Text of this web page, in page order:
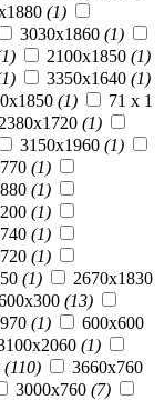
(1)
3030x1860 (1)
2100x1850 (1)
3350x1640 (1)
(1)
71 x 1
2380x1720 (1)
3150x1960 (1)
(1)
(1)
(1)
(1)
(1)
(1)
2670x1830
(13)
(1)
600х600
(1)
(110)
3660х760
3000x760 (7)